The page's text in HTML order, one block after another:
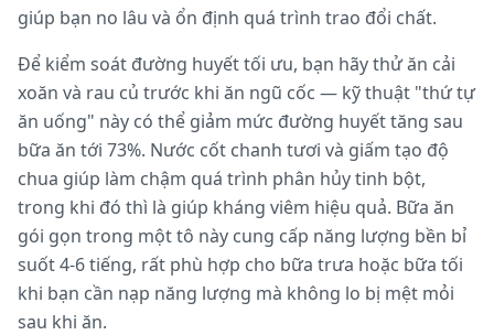
giúp bạn no lâu và ổn định quá trình trao đổi chất.
Để kiểm soát đường huyết tối ưu, bạn hãy thử ăn cải
xoăn và rau củ trước khi ăn ngũ cốc — kỹ thuật "thứ tự
ăn uống" này có thể giảm mức đường huyết tăng sau
bữa ăn tới 73%. Nước cốt chanh tươi và giấm tạo độ
chua giúp làm chậm quá trình phân hủy tinh bột,
trong khi đó thì là giúp kháng viêm hiệu quả. Bữa ăn
gói gọn trong một tô này cung cấp năng lượng bền bỉ
suốt 4-6 tiếng, rất phù hợp cho bữa trưa hoặc bữa tối
khi bạn cần nạp năng lượng mà không lo bị mệt mỏi
sau khi ăn.